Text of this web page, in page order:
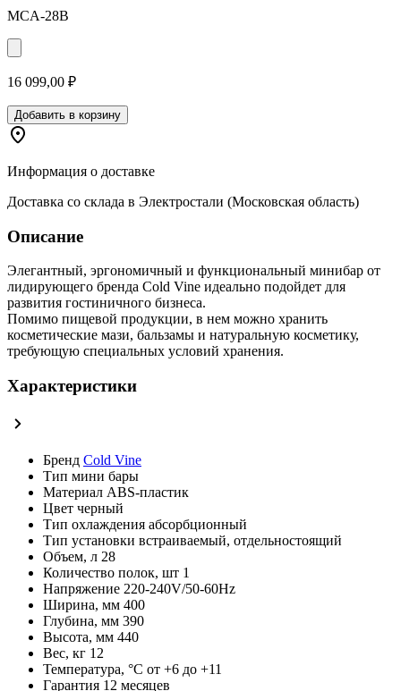
MCA-28B
16 099,00 ₽
Добавить в корзину
Информация о доставке
Доставка со склада в Электростали (Московская область)
Описание
Элегантный, эргономичный и функциональный минибар от
лидирующего бренда Cold Vine идеально подойдет для
развития гостиничного бизнеса.
Помимо пищевой продукции, в нем можно хранить
косметические мази, бальзамы и натуральную косметику,
требующую специальных условий хранения.
Характеристики
Бренд Cold Vine
Тип мини бары
Материал ABS-пластик
Цвет черный
Тип охлаждения абсорбционный
Тип установки встраиваемый, отдельностоящий
Объем, л 28
Количество полок, шт 1
Напряжение 220-240V/50-60Hz
Ширина, мм 400
Глубина, мм 390
Высота, мм 440
Вес, кг 12
Температура, °C от +6 до +11
Гарантия 12 месяцев